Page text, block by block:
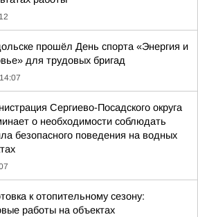
прошёл День спорта «Энергия и
для трудовых бригад
14:07
Сергиево-Посадского округа
о необходимости соблюдать
безопасного поведения на водных
к отопительному сезону:
работы на объектах